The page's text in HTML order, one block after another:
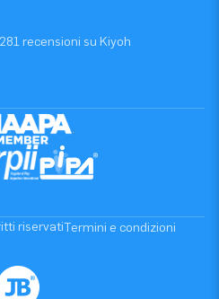
recensioni su Kiyoh
riservatiTermini e condizioni